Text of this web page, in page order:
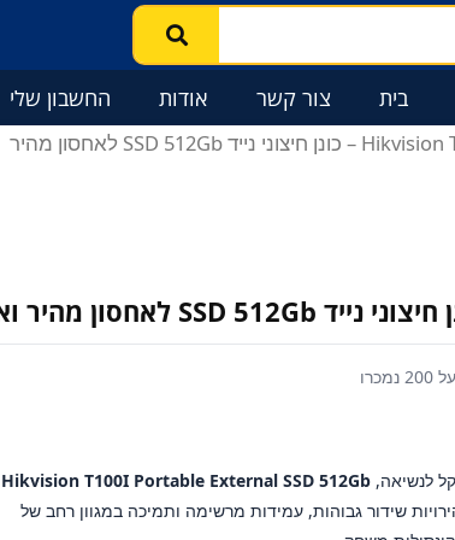
בית צור קשר אודות החשבון שלי
/ Hikvision T100I – כונן חיצוני נייד SSD 512Gb לאחסון מהיר
נמכרו
לנשיאה, Hikvision T100I Portable External SSD 512Gb
שידור גבוהות, עמידות מרשימה ותמיכה במגוון רחב של